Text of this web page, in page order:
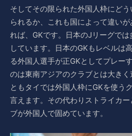
そしてその限られた外国人枠にど
られるか、これも国によって違い
れば、GKです。日本のJリーグで
しています。日本のGKもレベルは
る外国人選手が正GKとしてプレー
のは東南アジアのクラブとは大きく
ともタイでは外国人枠にGKを使う
言えます。その代わりストライカ
ブが外国人で固めています。